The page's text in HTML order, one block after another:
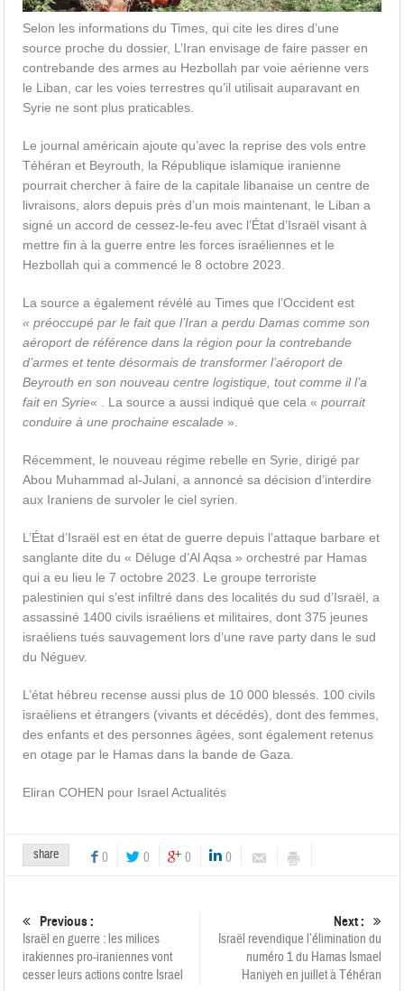
Selon les informations du Times, qui cite les dires d’une
source proche du dossier, L’Iran envisage de faire passer en
contrebande des armes au Hezbollah par voie aérienne vers
le Liban, car les voies terrestres qu’il utilisait auparavant en
Syrie ne sont plus praticables.
Le journal américain ajoute qu’avec la reprise des vols entre
Téhéran et Beyrouth, la République islamique iranienne
pourrait chercher à faire de la capitale libanaise un centre de
livraisons, alors depuis près d’un mois maintenant, le Liban a
signé un accord de cessez-le-feu avec l’État d’Israël visant à
mettre fin à la guerre entre les forces israéliennes et le
Hezbollah qui a commencé le 8 octobre 2023.
La source a également révélé au Times que l’Occident est
« préoccupé par le fait que l’Iran a perdu Damas comme son ​​
aéroport de référence dans la région pour la contrebande
d’armes et tente désormais de transformer l’aéroport de
Beyrouth en son nouveau centre logistique, tout comme il l’a
fait en Syrie« . La source a aussi indiqué que cela « pourrait
conduire à une prochaine escalade ».
Récemment, le nouveau régime rebelle en Syrie, dirigé par
Abou Muhammad al-Julani, a annoncé sa décision d’interdire
aux Iraniens de survoler le ciel syrien.
L’État d’Israël est en état de guerre depuis l’attaque barbare et
sanglante dite du « Déluge d’Al Aqsa » orchestré par Hamas
qui a eu lieu le 7 octobre 2023. Le groupe terroriste
palestinien qui s’est infiltré dans des localités du sud d’Israël, a
assassiné 1400 civils israéliens et militaires, dont 375 jeunes
israéliens tués sauvagement lors d’une rave party dans le sud
du Néguev.
L’état hébreu recense aussi plus de 10 000 blessés. 100 civils
israéliens et étrangers (vivants et décédés), dont des femmes,
des enfants et des personnes âgées, sont également retenus
en otage par le Hamas dans la bande de Gaza.
Eliran COHEN pour Israel Actualités
share 0 0 0 0
Previous :
Israël en guerre : les milices
irakiennes pro-iraniennes vont
cesser leurs actions contre Israel
Next :
Israël revendique l’élimination du
numéro 1 du Hamas Ismael
Haniyeh en juillet à Téhéran